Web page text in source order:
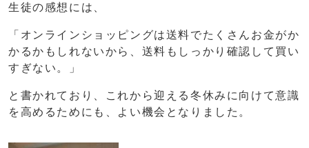
生徒の感想には、
「オンラインショッピングは送料でたくさんお金がか
かるかもしれないから、送料もしっかり確認して買い
すぎない。」
と書かれており、これから迎える冬休みに向けて意識
を高めるためにも、よい機会となりました。